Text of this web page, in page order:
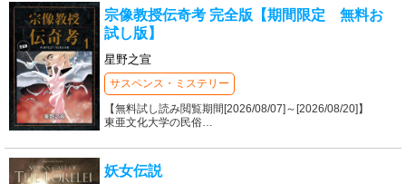
宗像教授伝奇考 完全版【期間限定 無料お
試し版】
星野之宣
サスペンス・ミステリー
【無料試し読み閲覧期間[2026/08/07]～[2026/08/20]】
東亜文化大学の民俗…
妖女伝説